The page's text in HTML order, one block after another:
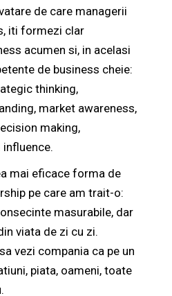
de care managerii
iti formezi clar
acumen si, in acelasi
de business cheie:
thinking,
market awareness,
making,
mai eficace forma de
pe care am trait-o:
masurabile, dar
viata de zi cu zi.
vezi compania ca pe un
piata, oameni, toate